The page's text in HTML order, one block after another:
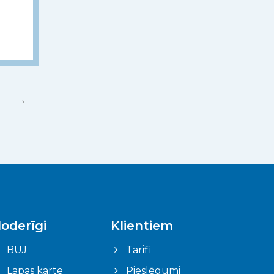
→
BUJ
Lapas karte
Klientiem
Tarifi
Pieslēgumi